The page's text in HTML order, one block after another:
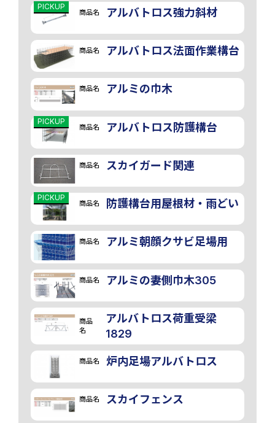
PICKUP
商品名 アルバトロス強力斜材
商品名 アルバトロス法面作業構台
商品名 アルミの巾木
PICKUP
商品名 アルバトロス防護構台
商品名 スカイガード関連
PICKUP
商品名 防護構台用屋根材・雨どい
商品名 アルミ朝顔クサビ足場用
商品名 アルミの妻側巾木305
商品
名
アルバトロス荷重受梁
1829
商品名 炉内足場アルバトロス
商品名 スカイフェンス